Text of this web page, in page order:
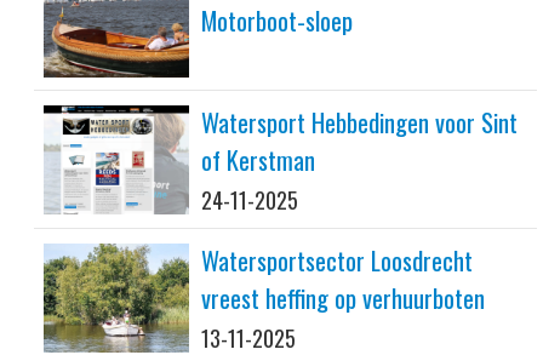
Motorboot-sloep
Watersport Hebbedingen voor Sint
of Kerstman
24-11-2025
Watersportsector Loosdrecht
vreest heffing op verhuurboten
13-11-2025